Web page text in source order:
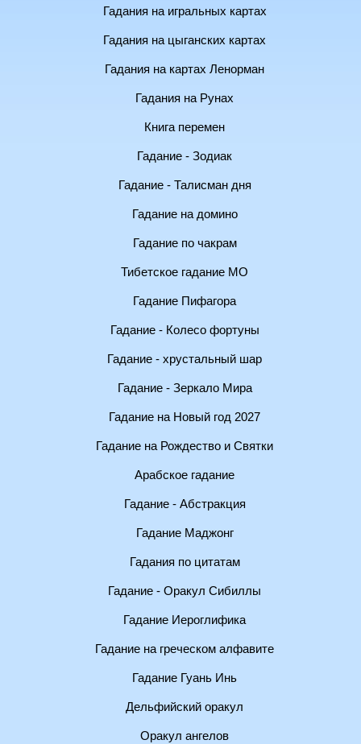
Гадания на игральных картах
Гадания на цыганских картах
Гадания на картах Ленорман
Гадания на Рунах
Книга перемен
Гадание - Зодиак
Гадание - Талисман дня
Гадание на домино
Гадание по чакрам
Тибетское гадание МО
Гадание Пифагора
Гадание - Колесо фортуны
Гадание - хрустальный шар
Гадание - Зеркало Мира
Гадание на Новый год 2027
Гадание на Рождество и Святки
Арабское гадание
Гадание - Абстракция
Гадание Маджонг
Гадания по цитатам
Гадание - Оракул Сибиллы
Гадание Иероглифика
Гадание на греческом алфавите
Гадание Гуань Инь
Дельфийский оракул
Оракул ангелов